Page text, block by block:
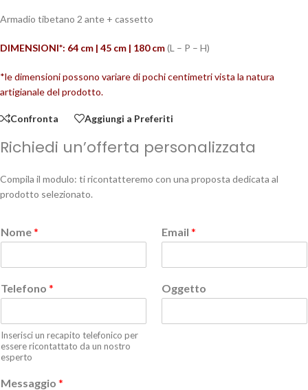
Armadio tibetano 2 ante + cassetto
DIMENSIONI*: 64 cm | 45 cm | 180cm(L – P – H)
*le dimensioni possono variare di pochi centimetri vista la natura
artigianale del prodotto.
Confronta Aggiungi a Preferiti
Richiedi un’offerta personalizzata
Compila il modulo: ti ricontatteremo con una proposta dedicata al
prodotto selezionato.
Nome* Email *
Telefono *
Inserisci un recapito telefonico per
essere ricontattato da un nostro
esperto
Oggetto
Messaggio *